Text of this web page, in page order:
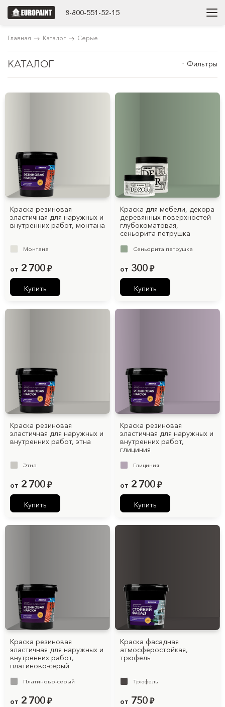
8-800-551-52-15
Главная Каталог Серые
КАТАЛОГ Фильтры
Краска резиновая
эластичная для наружных и
внутренних работ, монтана
Монтана
от 2 700 ₽
Купить
Краска для мебели, декора
деревянных поверхностей
глубокоматовая,
сеньорита петрушка
Сеньорита петрушка
от 300 ₽
Купить
Краска резиновая
эластичная для наружных и
внутренних работ, этна
Этна
от 2 700 ₽
Купить
Краска резиновая
эластичная для наружных и
внутренних работ,
глициния
Глициния
от 2 700 ₽
Купить
Краска резиновая
эластичная для наружных и
внутренних работ,
платиново-серый
Платиново-серый
от 2 700 ₽
Краска фасадная
атмосферостойкая,
трюфель
Трюфель
от 750 ₽